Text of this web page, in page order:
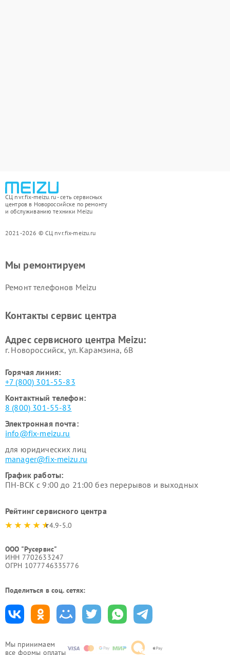
СЦ nvr.fix-meizu.ru - сеть сервисных
центров в Новороссийске по ремонту
и обслуживанию техники Meizu
2021-2026 © СЦ nvr.fix-meizu.ru
Мы принимаем
все формы оплаты
Мы ремонтируем
Ремонт телефонов Meizu
Контакты сервис центра
Адрес сервисного центра Meizu:
г. Новороссийск, ул. Карамзина, 6В
Горячая линия:
+7 (800) 301-55-83
Контактный телефон:
8 (800) 301-55-83
Электронная почта:
info@fix-meizu.ru
для юридических лиц
manager@fix-meizu.ru
График работы:
ПН-ВСК с 9:00 до 21:00 без перерывов и выходных
Рейтинг сервисного центра
4.9-5.0
ООО "Русервис"
ИНН 7702633247
ОГРН 1077746335776
Поделиться в соц. сетях: